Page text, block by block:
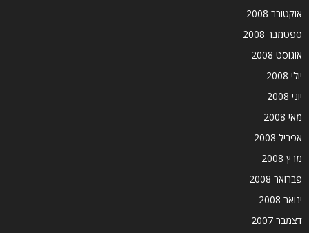
אוקטובר 2008
ספטמבר 2008
אוגוסט 2008
יולי 2008
יוני 2008
מאי 2008
אפריל 2008
מרץ 2008
פברואר 2008
ינואר 2008
דצמבר 2007